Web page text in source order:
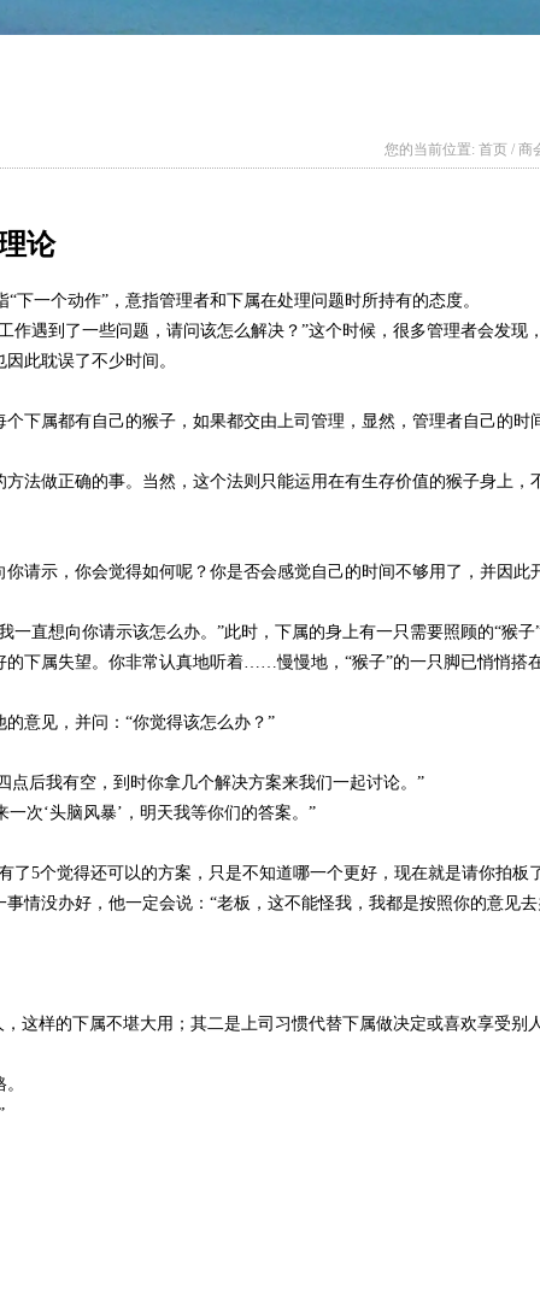
您的当前位置: 首页 / 商
论
一个动作”，意指管理者和下属在处理问题时所持有的态度。
遇到了一些问题，请问该怎么解决？”这个时候，很多管理者会发现
此耽误了不少时间。
下属都有自己的猴子，如果都交由上司管理，显然，管理者自己的时
法做正确的事。当然，这个法则只能运用在有生存价值的猴子身上，
请示，你会觉得如何呢？你是否会感觉自己的时间不够用了，并因此
直想向你请示该怎么办。”此时，下属的身上有一只需要照顾的“猴子
下属失望。你非常认真地听着……慢慢地，“猴子”的一只脚已悄悄搭
意见，并问：“你觉得该怎么办？”
点后我有空，到时你拿几个解决方案来我们一起讨论。”
次‘头脑风暴’，明天我等你们的答案。”
5个觉得还可以的方案，只是不知道哪一个更好，现在就是请你拍板
情没办好，他一定会说：“老板，这不能怪我，我都是按照你的意见去
这样的下属不堪大用；其二是上司习惯代替下属做决定或喜欢享受别